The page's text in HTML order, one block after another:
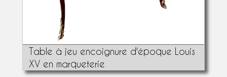
Table à jeu encoignure d'époque Louis
XV en marqueterie